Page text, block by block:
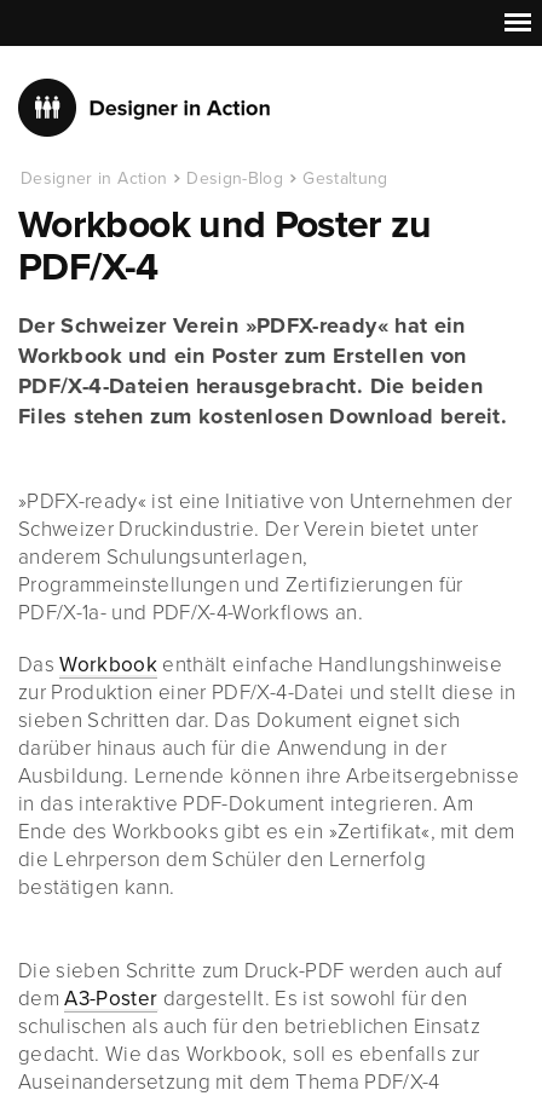
Designer in Action Design-Blog Gestaltung
Workbook und Poster zu
PDF/X-4
Der Schweizer Verein »PDFX-ready« hat ein
Workbook und ein Poster zum Erstellen von
PDF/X-4-Dateien herausgebracht. Die beiden
Files stehen zum kostenlosen Download bereit.
»PDFX-ready« ist eine Initiative von Unternehmen der
Schweizer Druckindustrie. Der Verein bietet unter
anderem Schulungsunterlagen,
Programmeinstellungen und Zertifizierungen für
PDF/X-1a- und PDF/X-4-Workflows an.
DasWorkbook enthält einfache Handlungshinweise
zur Produktion einer PDF/X-4-Datei und stellt diese in
sieben Schritten dar. Das Dokument eignet sich
darüber hinaus auch für die Anwendung in der
Ausbildung. Lernende können ihre Arbeitsergebnisse
in das interaktive PDF-Dokument integrieren. Am
Ende des Workbooks gibt es ein »Zertifikat«, mit dem
die Lehrperson dem Schüler den Lernerfolg
bestätigen kann.
Die sieben Schritte zum Druck-PDF werden auch auf
demA3-Poster dargestellt. Es ist sowohl für den
schulischen als auch für den betrieblichen Einsatz
gedacht. Wie das Workbook, soll es ebenfalls zur
Auseinandersetzung mit dem Thema PDF/X-4